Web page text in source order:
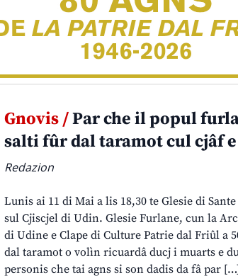
Gnovis /Par che il popul
salti fûr dal taramot cul cjâf
Redazion
Lunis ai 11 di Mai a lis 18,30 te Glesie di
sul Cjiscjel di Udin. Glesie Furlane, cun la
di Udine e Clape di Culture Patrie dal Friûl a
dal taramot o volìn ricuardâ ducj i muarts e
personis che tai agns si son dadis da fâ par